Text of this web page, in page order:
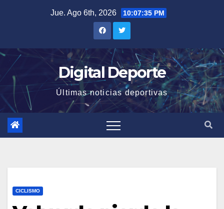
Jue. Ago 6th, 2026 10:07:36 PM
Digital Deporte
Últimas noticias deportivas
CICLISMO